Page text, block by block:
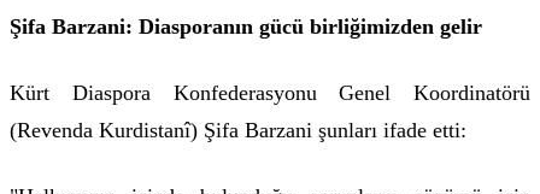
Şifa Barzani: Diasporanın gücü birliğimizden gelir
Kürt Diaspora Konfederasyonu Genel Koordinatörü
(Revenda Kurdistanî) Şifa Barzani şunları ifade etti: